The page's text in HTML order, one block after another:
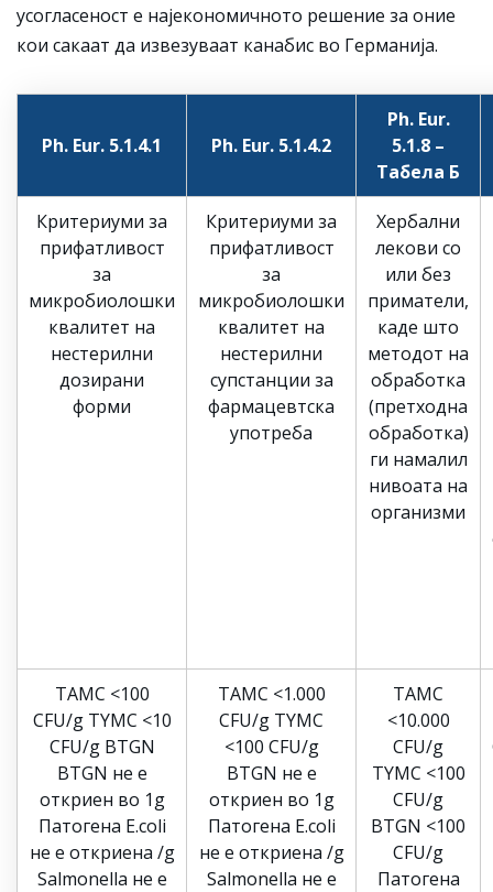
усогласеност е најекономичното решение за оние
кои сакаат да извезуваат канабис во Германија.
Ph. Eur. 5.1.4.1 Ph. Eur. 5.1.4.2
Ph. Eur.
5.1.8 –
Табела Б
Критериуми за
прифатливост
за
микробиолошки
квалитет на
нестерилни
дозирани
форми
Критериуми за
прифатливост
за
микробиолошки
квалитет на
нестерилни
супстанции за
фармацевтска
употреба
Хербални
лекови со
или без
приматели,
каде што
методот на
обработка
(претходна
обработка)
ги намалил
нивоата на
организми
TAMC <100
CFU/g TYMC <10
CFU/g BTGN
BTGN не е
откриен во 1g
Патогена E.coli
не е откриена /g
Salmonella не е
TAMC <1.000
CFU/g TYMC
<100 CFU/g
BTGN не е
откриен во 1g
Патогена E.coli
не е откриена /g
Salmonella не е
TAMC
<10.000
CFU/g
TYMC <100
CFU/g
BTGN <100
CFU/g
Патогена